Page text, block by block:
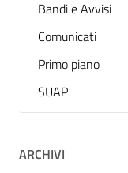
Bandi e Avvisi
Comunicati
Primo piano
SUAP
ARCHIVI